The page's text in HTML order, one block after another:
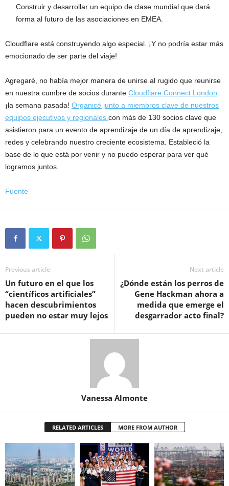
Construir y desarrollar un equipo de clase mundial que dará
forma al futuro de las asociaciones en EMEA.
Cloudflare está construyendo algo especial. ¡Y no podría estar más
emocionado de ser parte del viaje!
Agregaré, no había mejor manera de unirse al rugido que reunirse
en nuestra cumbre de socios durante Cloudflare Connect London
¡la semana pasada! Organicé junto a miembros clave de nuestros
equipos ejecutivos y regionales. con más de 130 socios clave que
asistieron para un evento de aprendizaje de un día de aprendizaje,
redes y celebrando nuestro creciente ecosistema. Estableció la
base de lo que está por venir y no puedo esperar para ver qué
logramos juntos.
Fuente
Previous article
Un futuro en el que los
“científicos artificiales”
hacen descubrimientos
pueden no estar muy lejos
Next article
¿Dónde están los perros de
Gene Hackman ahora a
medida que emerge el
desgarrador acto final?
Vanessa Almonte
RELATED ARTICLES MORE FROM AUTHOR